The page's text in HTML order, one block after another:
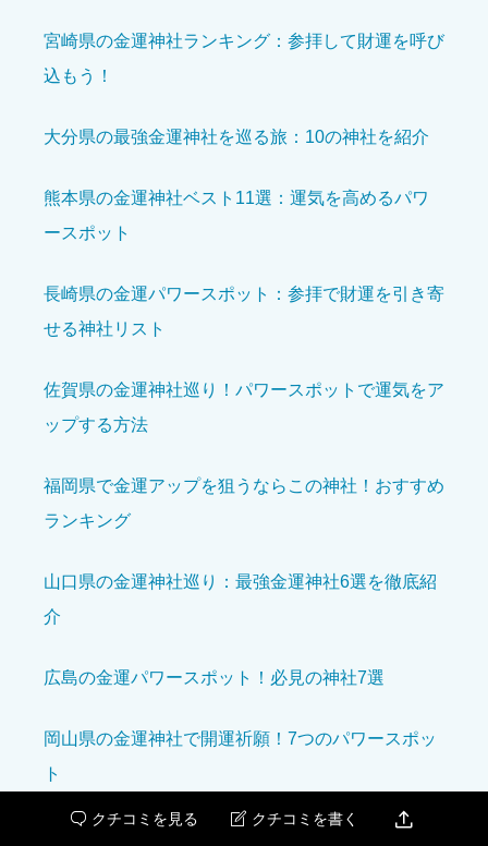
境内の美しさ 必須
星の数をお選びください
星の数をお選びください
開運効果を感じた 必須
  
設備の充実度 必須
クチコミのタイトル
宮崎県の金運神社ランキング：参拝して財運を呼び
込もう！
大分県の最強金運神社を巡る旅：10の神社を紹介
熊本県の金運神社ベスト11選：運気を高めるパワ
ースポット
長崎県の金運パワースポット：参拝で財運を引き寄
せる神社リスト
佐賀県の金運神社巡り！パワースポットで運気をア
ップする方法
福岡県で金運アップを狙うならこの神社！おすすめ
ランキング
山口県の金運神社巡り：最強金運神社6選を徹底紹
介
広島の金運パワースポット！必見の神社7選
岡山県の金運神社で開運祈願！7つのパワースポッ
ト
島根県の金運アップ神社7選：商売繁盛と財運を呼
 クチコミを見る  クチコミを書く 